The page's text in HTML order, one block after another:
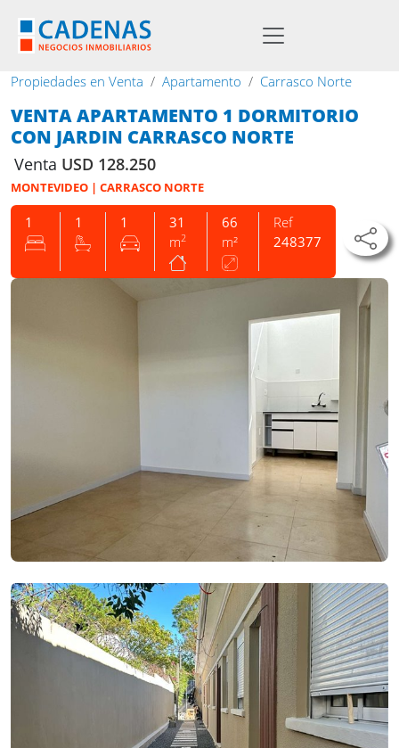
Propiedades en Venta Apartamento Carrasco Norte
VENTA APARTAMENTO 1 DORMITORIO
CON JARDIN CARRASCO NORTE
Venta USD 128.250
MONTEVIDEO | CARRASCO NORTE
1 1 1
31
m2
66
m²
Ref
248377